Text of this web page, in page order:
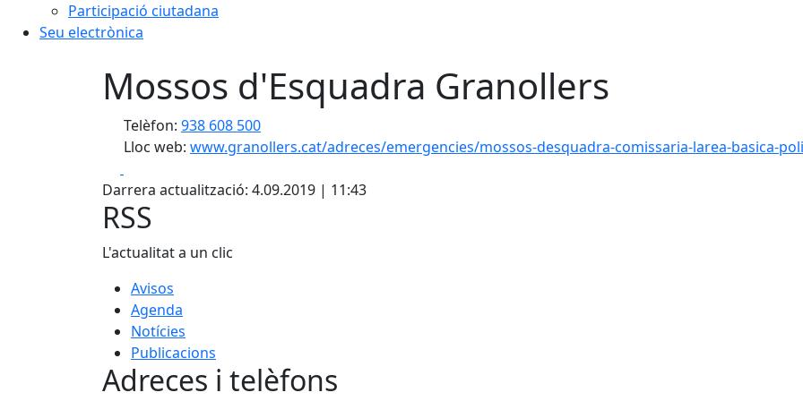
Participació ciutadana
Seu electrònica
Mossos d'Esquadra Granollers
Telèfon: 938 608 500
Lloc web: www.granollers.cat/adreces/emergencies/mossos-desquadra-comissaria-larea-basica-
Darrera actualització: 4.09.2019 | 11:43
RSS
L'actualitat a un clic
Avisos
Agenda
Notícies
Publicacions
Adreces i telèfons